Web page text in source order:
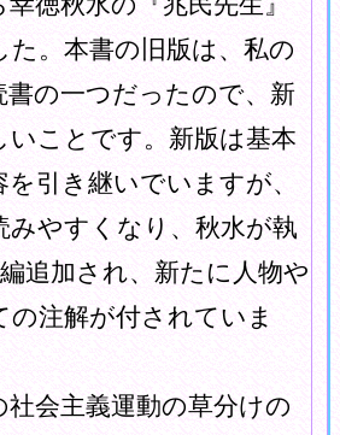
た。本書の旧版は、私の
書の一つだったので、新
いことです。新版は基本
引き継いでいますが、
みやすくなり、秋水が執
追加され、新たに人物や
の注解が付されていま
会主義運動の草分けの